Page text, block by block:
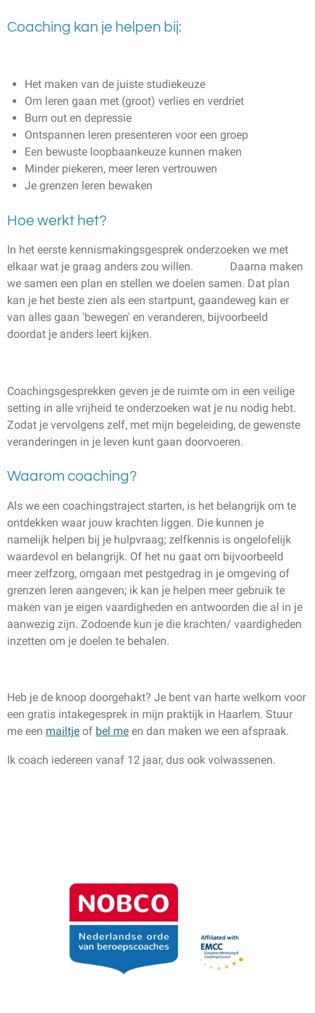
Coaching kan je helpen bij:
Het maken van de juiste studiekeuze
Om leren gaan met (groot) verlies en verdriet
Burn out en depressie
Ontspannen leren presenteren voor een groep
Een bewuste loopbaankeuze kunnen maken
Minder piekeren, meer leren vertrouwen
Je grenzen leren bewaken
Hoe werkt het?
In het eerste kennismakingsgesprek onderzoeken we met
elkaar wat je graag anders zou willen. Daarna maken
we samen een plan en stellen we doelen samen. Dat plan
kan je het beste zien als een startpunt, gaandeweg kan er
van alles gaan 'bewegen' en veranderen, bijvoorbeeld
doordat je anders leert kijken.
Coachingsgesprekken geven je de ruimte om in een veilige
setting in alle vrijheid te onderzoeken wat je nu nodig hebt.
Zodat je vervolgens zelf, met mijn begeleiding, de gewenste
veranderingen in je leven kunt gaan doorvoeren.
Waarom coaching?
Als we een coachingstraject starten, is het belangrijk om te
ontdekken waar jouw krachten liggen. Die kunnen je
namelijk helpen bij je hulpvraag; zelfkennis is ongelofelijk
waardevol en belangrijk. Of het nu gaat om bijvoorbeeld
meer zelfzorg, omgaan met pestgedrag in je omgeving of
grenzen leren aangeven; ik kan je helpen meer gebruik te
maken van je eigen vaardigheden en antwoorden die al in je
aanwezig zijn. Zodoende kun je die krachten/ vaardigheden
inzetten om je doelen te behalen.
Heb je de knoop doorgehakt? Je bent van harte welkom voor
een gratis intakegesprek in mijn praktijk in Haarlem. Stuur
me een mailtje of bel me en dan maken we een afspraak.
Ik coach iedereen vanaf 12 jaar, dus ook volwassenen.